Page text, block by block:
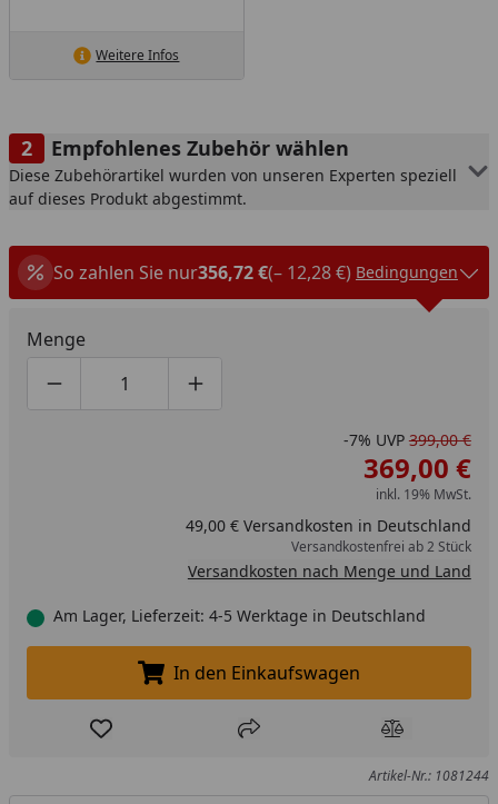
Weitere Infos
Empfohlenes Zubehör wählen
Diese Zubehörartikel wurden von unseren Experten speziell
auf dieses Produkt abgestimmt.
So zahlen Sie nur356,72 €(– 12,28 €) Bedingungen
Menge
Produktmenge um eins verringern
Produktmenge manuell eingeben
Produktmenge um eins erhöhen
-7% UVP 399,00 €
369,00 €
inkl. 19% MwSt.
49,00 € Versandkosten in Deutschland
Versandkostenfrei ab 2 Stück
Versandkosten nach Menge und Land
Am Lager, Lieferzeit: 4-5 Werktage in Deutschland
In den Einkaufswagen legen
In den Einkaufswagen
Produkt zur Wunschliste hinzufügen
Teilen Produkt
Artikel-Nr.: 1081244